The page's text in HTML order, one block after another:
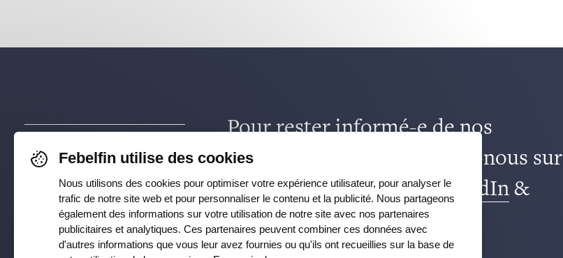
Pour rester informé-e de nos
dernières actualités, suivez-nous sur
Facebook,TikTok,X,LinkedIn &
Instagram
Febelfin utilise des cookies
Nous utilisons des cookies pour optimiser votre expérience utilisateur, pour analyser le
trafic de notre site web et pour personnaliser le contenu et la publicité. Nous partageons
également des informations sur votre utilisation de notre site avec nos partenaires
publicitaires et analytiques. Ces partenaires peuvent combiner ces données avec
d'autres informations que vous leur avez fournies ou qu'ils ont recueillies sur la base de